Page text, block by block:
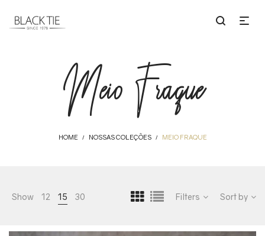
Meio Fraque
HOME / NOSSAS COLEÇÕES / MEIO FRAQUE
Show 12 15 30 Filters Sort by